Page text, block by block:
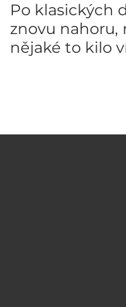
Po klasických
znovu nahoru,
nějaké to kilo